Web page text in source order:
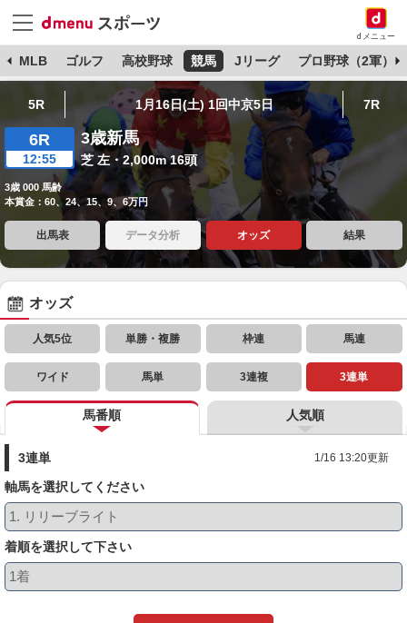
dメニュー
MLB ゴルフ 高校野球 競馬 Jリーグ プロ野球（2軍）
5R 1月16日(土) 1回中京5日 7R
6R
12:55
3歳新馬
芝 左・2,000m 16頭
3歳 000 馬齢
本賞金：60、24、15、9、6万円
出馬表 データ分析 オッズ 結果
オッズ
人気5位 単勝・複勝 枠連 馬連
ワイド 馬単 3連複 3連単
馬番順 人気順
3連単 1/16 13:20更新
軸馬を選択してください
着順を選択して下さい